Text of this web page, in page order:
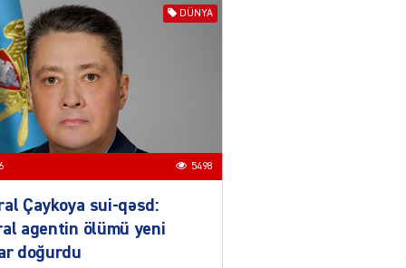
Nazirdən Orta Dəhliz
açıqlaması
04.08.2026
Ermənistanın taleyi BU
Sədərəkdən Culfaya icra
DÜNYA
5498
Çaykoya sui-qəsd:
agentin ölümü yeni
doğurdu